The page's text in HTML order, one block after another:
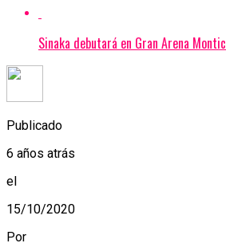
Sinaka debutará en Gran Arena
Publicado
6 años atrás
el
15/10/2020
Por